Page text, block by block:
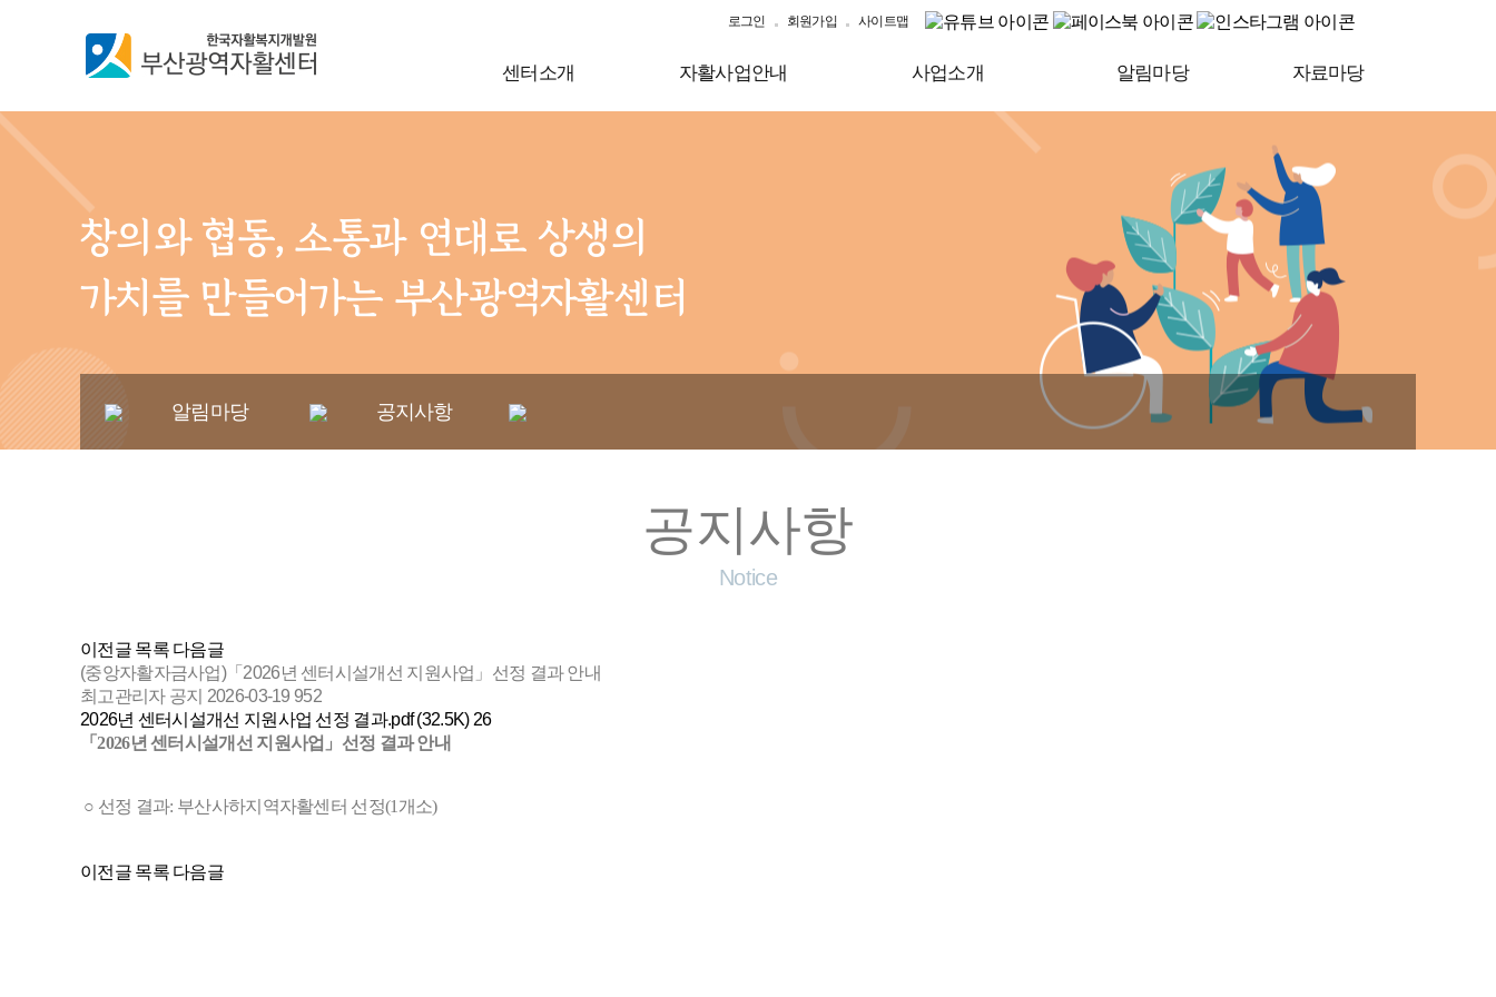
로그인 회원가입 사이트맵
센터소개 자활사업안내 사업소개 알림마당 자료마당
창의와 협동, 소통과 연대로 상생의
가치를 만들어가는 부산광역자활센터
알림마당 공지사항
공지사항
Notice
이전글 목록 다음글
(중앙자활자금사업)「2026년 센터시설개선 지원사업」선정 결과 안내
최고관리자 공지 2026-03-19952
2026년 센터시설개선 지원사업 선정 결과.pdf (32.5K) 26
「2026년 센터시설개선 지원사업」선정 결과 안내
○ 선정 결과: 부산사하지역자활센터 선정(1개소)
이전글 목록 다음글